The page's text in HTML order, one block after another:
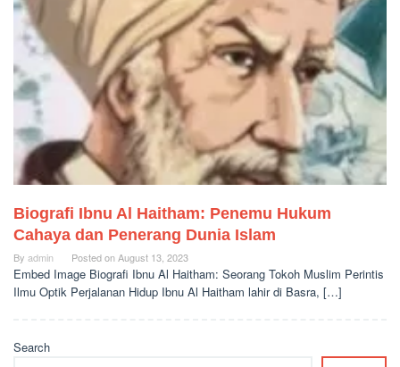
Biografi Ibnu Al Haitham: Penemu Hukum
Cahaya dan Penerang Dunia Islam
By admin Posted onAugust 13, 2023
Embed Image Biografi Ibnu Al Haitham: Seorang Tokoh Muslim Perintis
Ilmu Optik Perjalanan Hidup Ibnu Al Haitham lahir di Basra, […]
Search